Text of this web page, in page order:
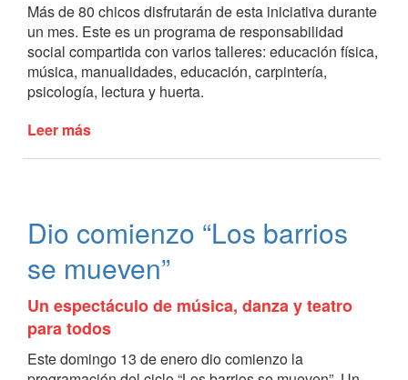
Más de 80 chicos disfrutarán de esta iniciativa durante
un mes. Este es un programa de responsabilidad
social compartida con varios talleres: educación física,
música, manualidades, educación, carpintería,
psicología, lectura y huerta.
Leer más
de
vacaciones
del
Envión
Dio comienzo “Los barrios
se mueven”
Un espectáculo de música, danza y teatro
para todos
Este domingo 13 de enero dio comienzo la